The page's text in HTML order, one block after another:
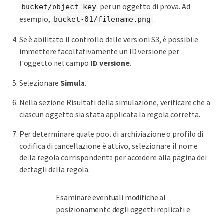
bucket/object-key per un oggetto di prova. Ad
esempio, bucket-01/filename.png .
Se è abilitato il controllo delle versioni S3, è possibile
immettere facoltativamente un ID versione per
l'oggetto nel campo ID versione.
Selezionare Simula.
Nella sezione Risultati della simulazione, verificare che a
ciascun oggetto sia stata applicata la regola corretta.
Per determinare quale pool di archiviazione o profilo di
codifica di cancellazione è attivo, selezionare il nome
della regola corrispondente per accedere alla pagina dei
dettagli della regola.
Esaminare eventuali modifiche al
posizionamento degli oggetti replicati e